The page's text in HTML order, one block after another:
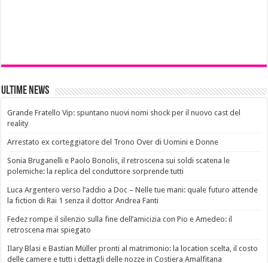
Ultime News
Grande Fratello Vip: spuntano nuovi nomi shock per il nuovo cast del
reality
Arrestato ex corteggiatore del Trono Over di Uomini e Donne
Sonia Bruganelli e Paolo Bonolis, il retroscena sui soldi scatena le
polemiche: la replica del conduttore sorprende tutti
Luca Argentero verso l’addio a Doc – Nelle tue mani: quale futuro attende
la fiction di Rai 1 senza il dottor Andrea Fanti
Fedez rompe il silenzio sulla fine dell’amicizia con Pio e Amedeo: il
retroscena mai spiegato
Ilary Blasi e Bastian Müller pronti al matrimonio: la location scelta, il costo
delle camere e tutti i dettagli delle nozze in Costiera Amalfitana